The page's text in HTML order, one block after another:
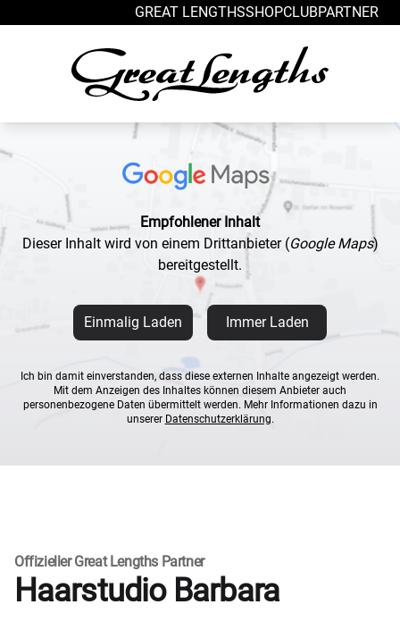
GREAT LENGTHSSHOPCLUBPARTNER
Empfohlener Inhalt
Dieser Inhalt wird von einem Drittanbieter (Google Maps)
bereitgestellt.
Einmalig Laden Immer Laden
Ich bin damit einverstanden, dass diese externen Inhalte angezeigt werden.
Mit dem Anzeigen des Inhaltes können diesem Anbieter auch
personenbezogene Daten übermittelt werden. Mehr Informationen dazu in
unserer Datenschutzerklärung.
Offizieller Great Lengths Partner
Haarstudio Barbara